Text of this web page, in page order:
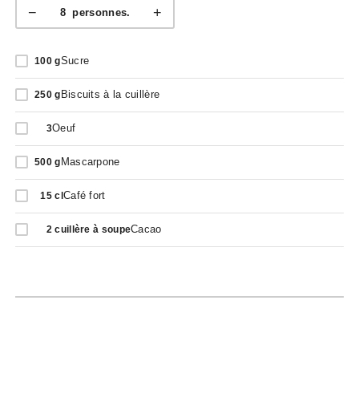
− 8personnes. +
100 gSucre
250 g Biscuits à la cuillère
3Oeuf
500 g Mascarpone
15 clCafé fort
2 cuillère à soupeCacao